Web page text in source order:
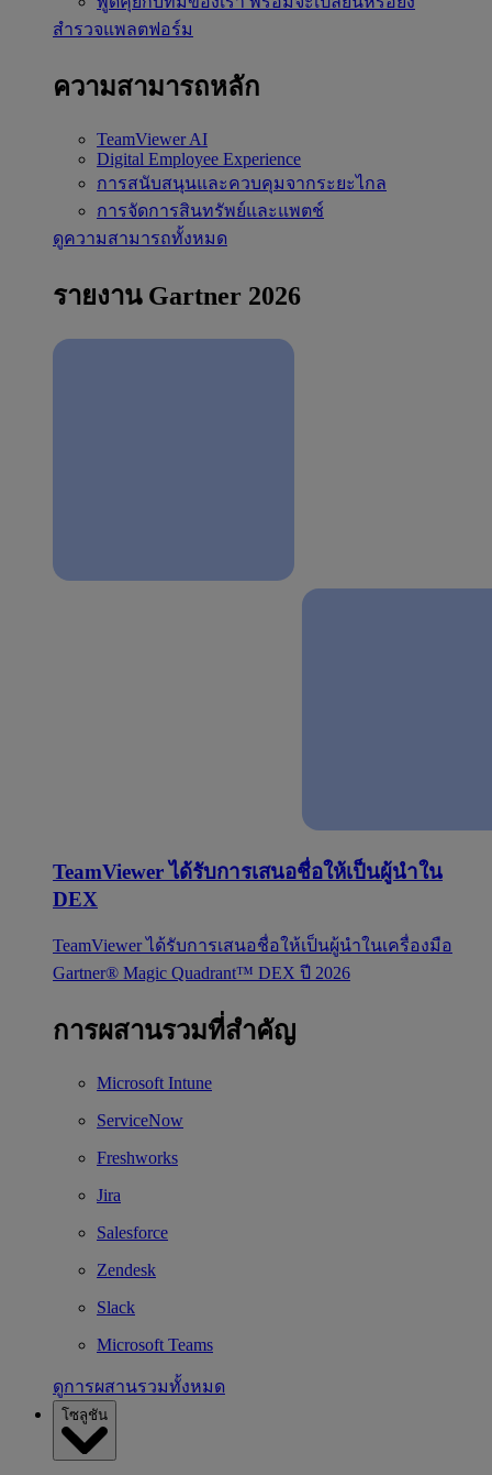
สำรวจแพลตฟอร์ม
ความสามารถหลัก
TeamViewer AI
Digital Employee Experience
การสนับสนุนและควบคุมจากระยะไกล
การจัดการสินทรัพย์และแพตช์
ดูความสามารถทั้งหมด
รายงาน Gartner 2026
TeamViewer ได้รับการเสนอชื่อให้เป็นผู้นำใน
DEX
TeamViewer ได้รับการเสนอชื่อให้เป็นผู้นำในเครื่องมือ
Gartner® Magic Quadrant™ DEX ปี 2026
การผสานรวมที่สำคัญ
Microsoft Intune
ServiceNow
Freshworks
Jira
Salesforce
Zendesk
Slack
Microsoft Teams
ดูการผสานรวมทั้งหมด
โซลูชัน